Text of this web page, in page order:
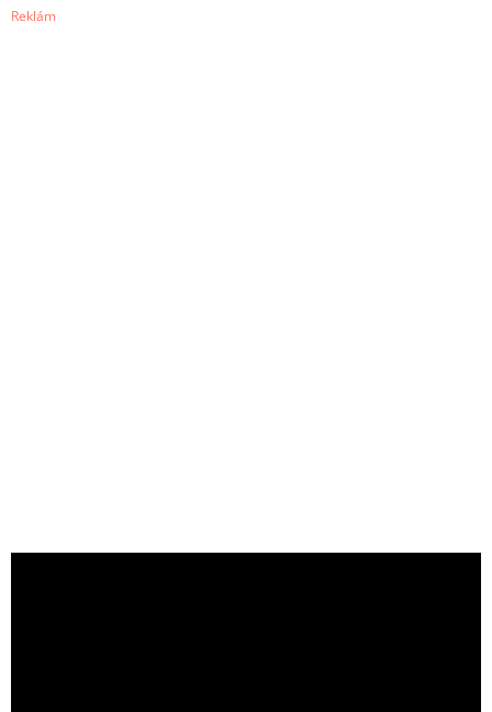
Reklám